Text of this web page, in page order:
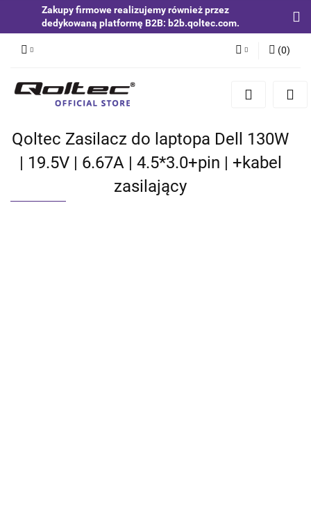
Zakupy firmowe realizujemy również przez
dedykowaną platformę B2B: b2b.qoltec.com.
Zaloguj się
Zgody cookies
(0)
Qoltec Zasilacz do laptopa Dell 130W
| 19.5V | 6.67A | 4.5*3.0+pin | +kabel
zasilający